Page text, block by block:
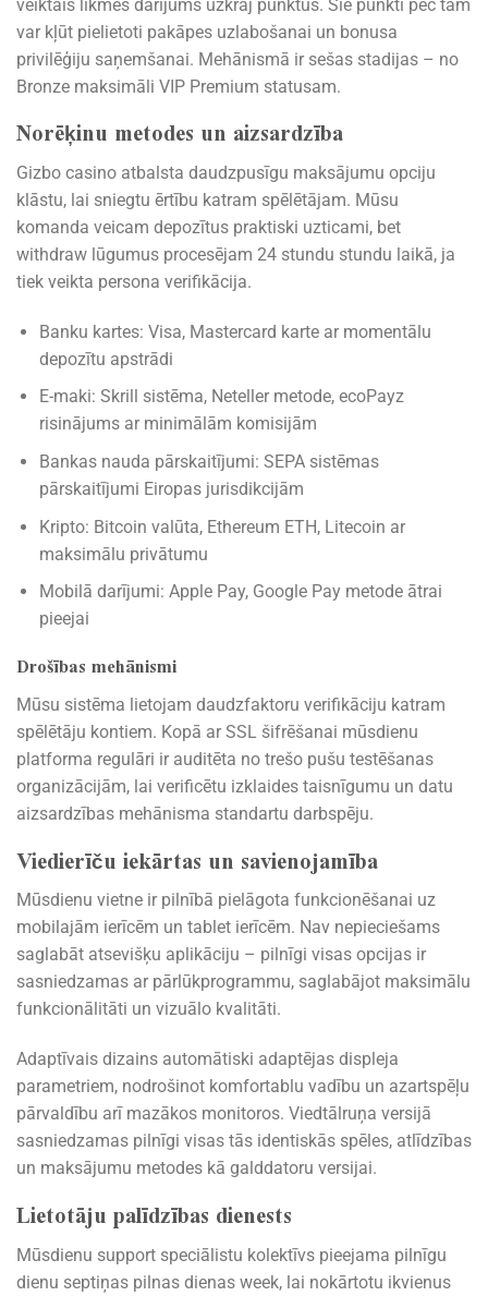
veiktais likmes darījums uzkrāj punktus. Šie punkti pēc tam
var kļūt pielietoti pakāpes uzlabošanai un bonusa
privilēģiju saņemšanai. Mehānismā ir sešas stadijas – no
Bronze maksimāli VIP Premium statusam.
Norēķinu metodes un aizsardzība
Gizbo casino atbalsta daudzpusīgu maksājumu opciju
klāstu, lai sniegtu ērtību katram spēlētājam. Mūsu
komanda veicam depozītus praktiski uzticami, bet
withdraw lūgumus procesējam 24 stundu stundu laikā, ja
tiek veikta persona verifikācija.
Banku kartes: Visa, Mastercard karte ar momentālu
depozītu apstrādi
E-maki: Skrill sistēma, Neteller metode, ecoPayz
risinājums ar minimālām komisijām
Bankas nauda pārskaitījumi: SEPA sistēmas
pārskaitījumi Eiropas jurisdikcijām
Kripto: Bitcoin valūta, Ethereum ETH, Litecoin ar
maksimālu privātumu
Mobilā darījumi: Apple Pay, Google Pay metode ātrai
pieejai
Drošības mehānismi
Mūsu sistēma lietojam daudzfaktoru verifikāciju katram
spēlētāju kontiem. Kopā ar SSL šifrēšanai mūsdienu
platforma regulāri ir auditēta no trešo pušu testēšanas
organizācijām, lai verificētu izklaides taisnīgumu un datu
aizsardzības mehānisma standartu darbspēju.
Viedierīču iekārtas un savienojamība
Mūsdienu vietne ir pilnībā pielāgota funkcionēšanai uz
mobilajām ierīcēm un tablet ierīcēm. Nav nepieciešams
saglabāt atsevišķu aplikāciju – pilnīgi visas opcijas ir
sasniedzamas ar pārlūkprogrammu, saglabājot maksimālu
funkcionālitāti un vizuālo kvalitāti.
Adaptīvais dizains automātiski adaptējas displeja
parametriem, nodrošinot komfortablu vadību un azartspēļu
pārvaldību arī mazākos monitoros. Viedtālruņa versijā
sasniedzamas pilnīgi visas tās identiskās spēles, atlīdzības
un maksājumu metodes kā galddatoru versijai.
Lietotāju palīdzības dienests
Mūsdienu support speciālistu kolektīvs pieejama pilnīgu
dienu septiņas pilnas dienas week, lai nokārtotu ikvienus